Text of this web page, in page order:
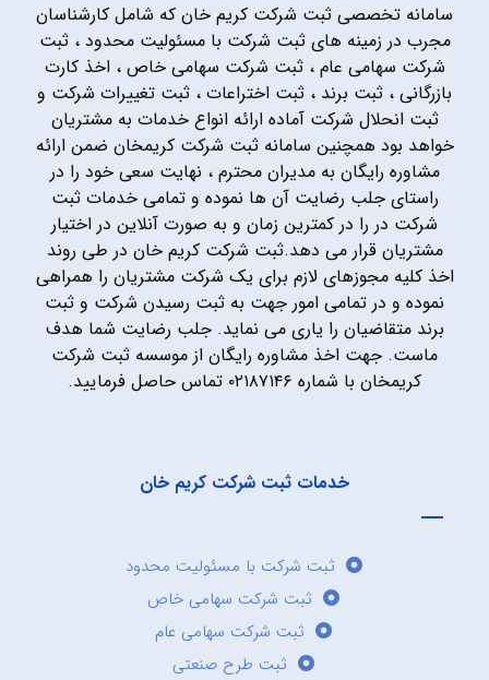
سامانه تخصصی ثبت شرکت کریم خان که شامل کارشناسان
مجرب در زمینه های ثبت شرکت با مسئولیت محدود ، ثبت
شرکت سهامی عام ، ثبت شرکت سهامی خاص ، اخذ کارت
بازرگانی ، ثبت برند ، ثبت اختراعات ، ثبت تغییرات شرکت و
ثبت انحلال شرکت آماده ارائه انواع خدمات به مشتریان
خواهد بود همچنین سامانه ثبت شرکت کریمخان ضمن ارائه
مشاوره رایگان به مدیران محترم ، نهایت سعی خود را در
راستای جلب رضایت آن ها نموده و تمامی خدمات ثبت
شرکت در را در کمترین زمان و به صورت آنلاین در اختیار
مشتریان قرار می دهد.ثبت شرکت کریم خان در طی روند
اخذ کلیه مجوزهای لازم برای یک شرکت مشتریان را همراهی
نموده و در تمامی امور جهت به ثبت رسیدن شرکت و ثبت
برند متقاضیان را یاری می نماید. جلب رضایت شما هدف
ماست. جهت اخذ مشاوره رایگان از موسسه ثبت شرکت
کریمخان با شماره ۰۲۱۸۷۱۴۶ تماس حاصل فرمایید.
خدمات ثبت شرکت کریم خان
ثبت شرکت با مسئولیت محدود
ثبت شرکت سهامی خاص
ثبت شرکت سهامی عام
ثبت طرح صنعتی